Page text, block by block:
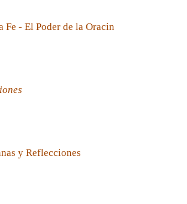
Fe - El Poder de la Oracin
y Reflecciones